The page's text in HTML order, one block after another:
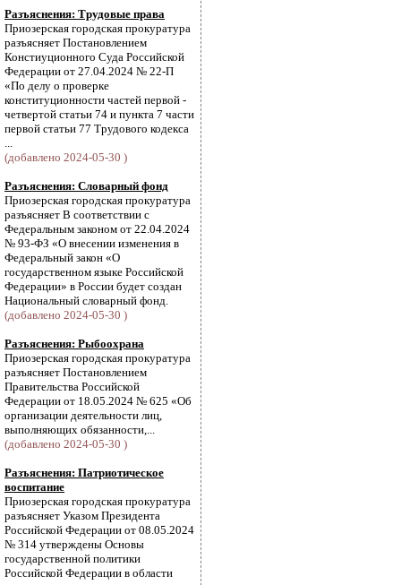
Разъяснения: Трудовые права
Приозерская городская прокуратура
разъясняет Постановлением
Констиуционного Суда Российской
Федерации от 27.04.2024 № 22-П
«По делу о проверке
конституционности частей первой -
четвертой статьи 74 и пункта 7 части
первой статьи 77 Трудового кодекса
...
(добавлено 2024-05-30 )
Разъяснения: Словарный фонд
Приозерская городская прокуратура
разъясняет В соответствии с
Федеральным законом от 22.04.2024
№ 93-ФЗ «О внесении изменения в
Федеральный закон «О
государственном языке Российской
Федерации» в России будет создан
Национальный словарный фонд.
(добавлено 2024-05-30 )
Разъяснения: Рыбоохрана
Приозерская городская прокуратура
разъясняет Постановлением
Правительства Российской
Федерации от 18.05.2024 № 625 «Об
организации деятельности лиц,
выполняющих обязанности,...
(добавлено 2024-05-30 )
Разъяснения: Патриотическое
воспитание
Приозерская городская прокуратура
разъясняет Указом Президента
Российской Федерации от 08.05.2024
№ 314 утверждены Основы
государственной политики
Российской Федерации в области